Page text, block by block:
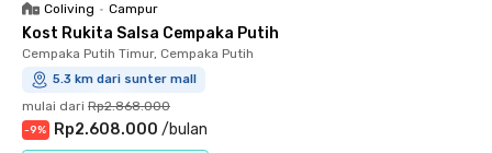
Coliving • Campur
Kost Rukita Salsa Cempaka Putih
Cempaka Putih Timur, Cempaka Putih
5.3 km dari sunter mall
mulai dari Rp2.868.000
-9% Rp2.608.000 /bulan